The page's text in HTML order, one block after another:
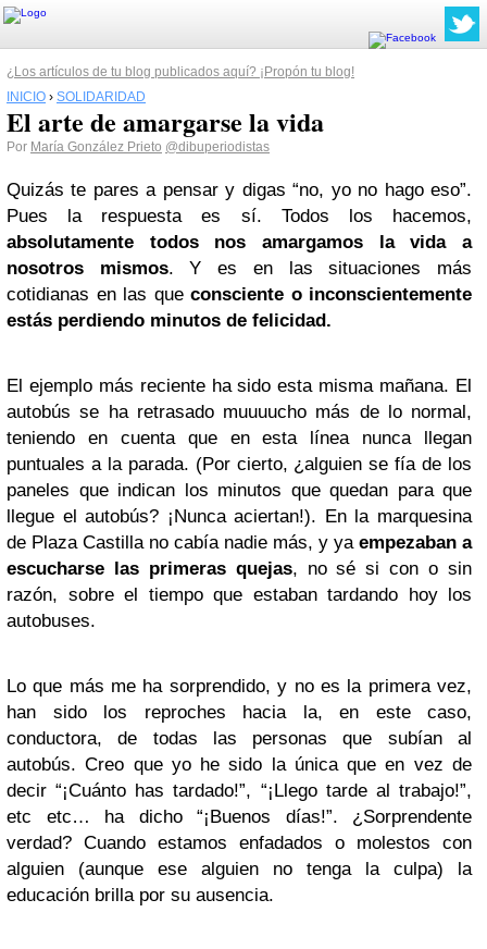
¿Los artículos de tu blog publicados aquí? ¡Propón tu blog!
INICIO › SOLIDARIDAD
El arte de amargarse la vida
Por María González Prieto @dibuperiodistas
Quizás te pares a pensar y digas “no, yo no hago eso”.
Pues la respuesta es sí. Todos los hacemos,
absolutamente todos nos amargamos la vida a
nosotros mismos. Y es en las situaciones más
cotidianas en las que consciente o inconscientemente
estás perdiendo minutos de felicidad.
El ejemplo más reciente ha sido esta misma mañana. El
autobús se ha retrasado muuuucho más de lo normal,
teniendo en cuenta que en esta línea nunca llegan
puntuales a la parada. (Por cierto, ¿alguien se fía de los
paneles que indican los minutos que quedan para que
llegue el autobús? ¡Nunca aciertan!). En la marquesina
de Plaza Castilla no cabía nadie más, y ya empezaban a
escucharse las primeras quejas, no sé si con o sin
razón, sobre el tiempo que estaban tardando hoy los
autobuses.
Lo que más me ha sorprendido, y no es la primera vez,
han sido los reproches hacia la, en este caso,
conductora, de todas las personas que subían al
autobús. Creo que yo he sido la única que en vez de
decir “¡Cuánto has tardado!”, “¡Llego tarde al trabajo!”,
etc etc… ha dicho “¡Buenos días!”. ¿Sorprendente
verdad? Cuando estamos enfadados o molestos con
alguien (aunque ese alguien no tenga la culpa) la
educación brilla por su ausencia.